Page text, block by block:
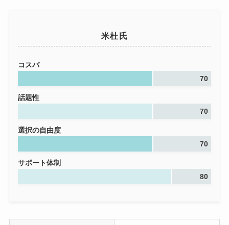
米杜氏
コスパ
70
話題性
70
選択の自由度
70
サポート体制
80